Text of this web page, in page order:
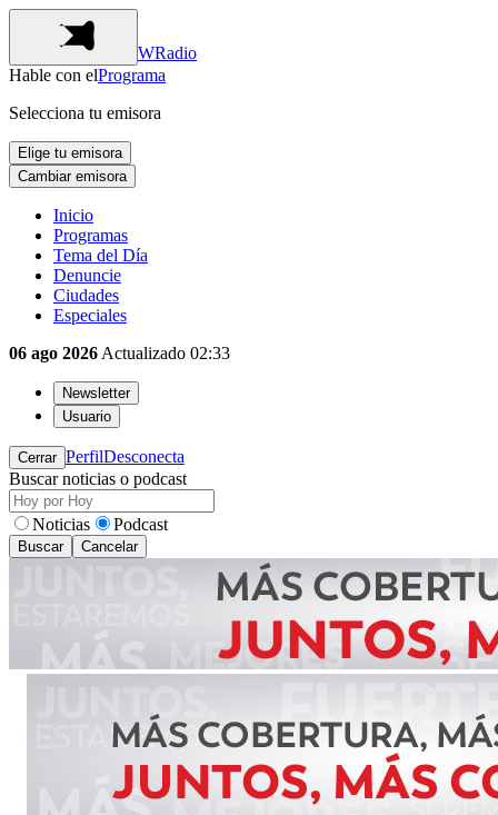
WRadio
Hable con elPrograma
Selecciona tu emisora
Elige tu emisora
Cambiar emisora
Inicio
Programas
Tema del Día
Denuncie
Ciudades
Especiales
06 ago 2026 Actualizado 02:33
Newsletter
Usuario
Cerrar PerfilDesconecta
Buscar noticias o podcast
Noticias Podcast
Buscar Cancelar